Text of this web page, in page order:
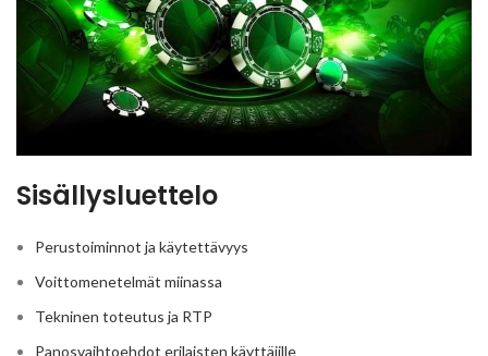
Sisällysluettelo
Perustoiminnot ja käytettävyys
Voittomenetelmät miinassa
Tekninen toteutus ja RTP
Panosvaihtoehdot erilaisten käyttäjille